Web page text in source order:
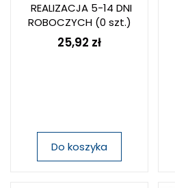
REALIZACJA 5-14 DNI
ROBOCZYCH(0 szt.)
25,92 zł
Do koszyka